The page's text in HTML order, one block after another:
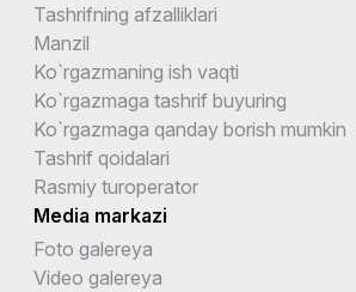
Tashrifning afzalliklari
Manzil
Ko`rgazmaning ish vaqti
Ko`rgazmaga tashrif buyuring
Ko`rgazmaga qanday borish mumkin
Tashrif qoidalari
Rasmiy turoperator
Media markazi
Foto galereya
Video galereya